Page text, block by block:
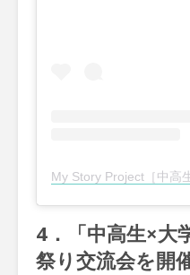
4．「中高生×大
祭り交流会を開